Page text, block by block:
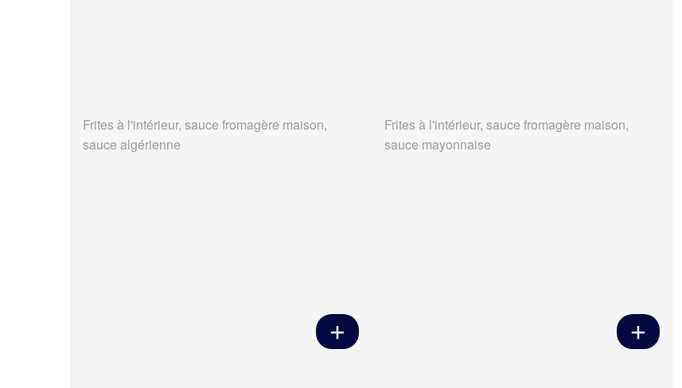
Frites à l'intérieur, sauce fromagère maison,
sauce algérienne
Frites à l'intérieur, sauce fromagère maison,
sauce mayonnaise